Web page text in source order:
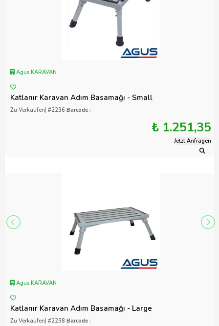
Agus KARAVAN
Katlanır Karavan Adım Basamağı - Small
Zu Verkaufen| #2236 Barcode :
₺ 1.251,35
Jetzt Anfragen
Agus KARAVAN
Katlanır Karavan Adım Basamağı - Large
Zu Verkaufen| #2238 Barcode :